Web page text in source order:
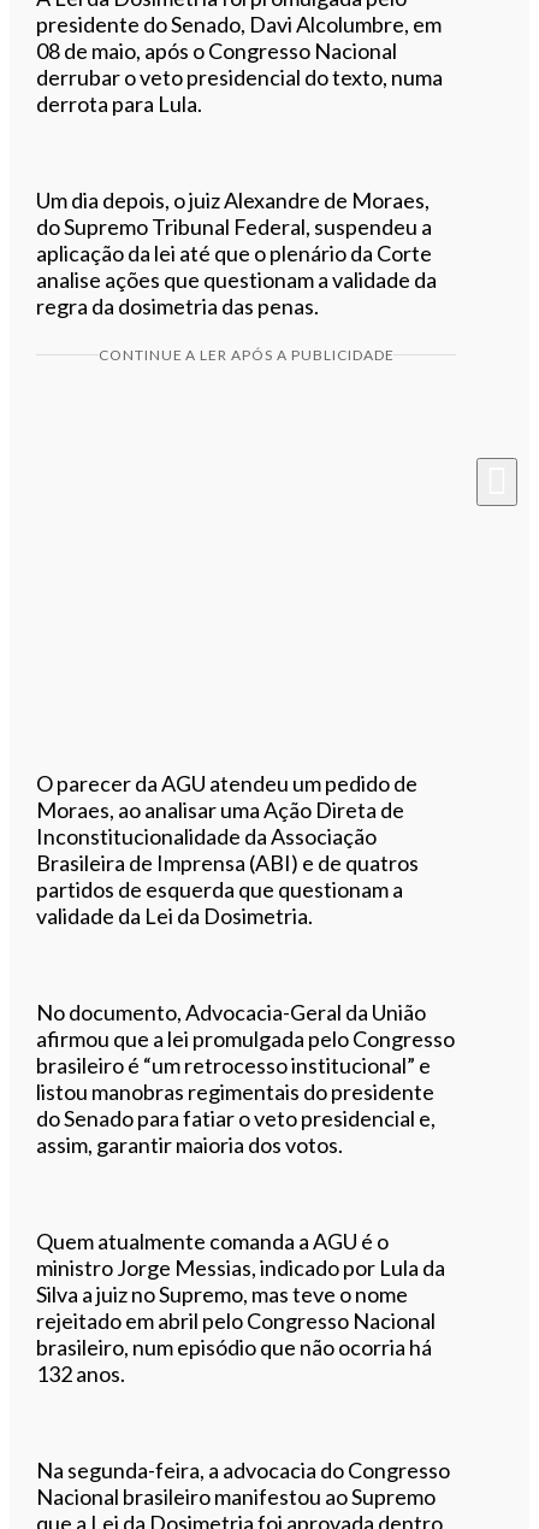
presidente do Senado, Davi Alcolumbre, em
08 de maio, após o Congresso Nacional
derrubar o veto presidencial do texto, numa
derrota para Lula.
Um dia depois, o juiz Alexandre de Moraes,
do Supremo Tribunal Federal, suspendeu a
aplicação da lei até que o plenário da Corte
analise ações que questionam a validade da
regra da dosimetria das penas.
CONTINUE A LER APÓS A PUBLICIDADE
O parecer da AGU atendeu um pedido de
Moraes, ao analisar uma Ação Direta de
Inconstitucionalidade da Associação
Brasileira de Imprensa (ABI) e de quatros
partidos de esquerda que questionam a
validade da Lei da Dosimetria.
No documento, Advocacia-Geral da União
afirmou que a lei promulgada pelo Congresso
brasileiro é “um retrocesso institucional” e
listou manobras regimentais do presidente
do Senado para fatiar o veto presidencial e,
assim, garantir maioria dos votos.
Quem atualmente comanda a AGU é o
ministro Jorge Messias, indicado por Lula da
Silva a juiz no Supremo, mas teve o nome
rejeitado em abril pelo Congresso Nacional
brasileiro, num episódio que não ocorria há
132 anos.
Na segunda-feira, a advocacia do Congresso
Nacional brasileiro manifestou ao Supremo
que a Lei da Dosimetria foi aprovada dentro